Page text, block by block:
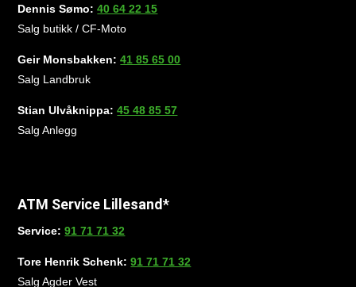
Dennis Sømo:40 64 22 15
Salg butikk / CF-Moto
Geir Monsbakken:41 85 65 00
Salg Landbruk
Stian Ulvåknippa:45 48 85 57
Salg Anlegg
ATM Service Lillesand*
Service:91 71 71 32
Tore Henrik Schenk:91 71 71 32
Salg Agder Vest